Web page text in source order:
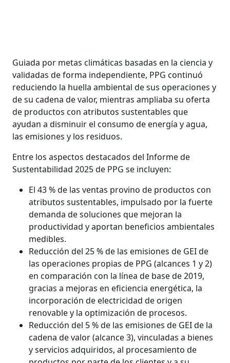
Guiada por metas climáticas basadas en la ciencia y
validadas de forma independiente, PPG continuó
reduciendo la huella ambiental de sus operaciones y
de su cadena de valor, mientras ampliaba su oferta
de productos con atributos sustentables que
ayudan a disminuir el consumo de energía y agua,
las emisiones y los residuos.
Entre los aspectos destacados del Informe de
Sustentabilidad 2025 de PPG se incluyen:
El 43 % de las ventas provino de productos con
atributos sustentables, impulsado por la fuerte
demanda de soluciones que mejoran la
productividad y aportan beneficios ambientales
medibles.
Reducción del 25 % de las emisiones de GEI de
las operaciones propias de PPG (alcances 1 y 2)
en comparación con la línea de base de 2019,
gracias a mejoras en eficiencia energética, la
incorporación de electricidad de origen
renovable y la optimización de procesos.
Reducción del 5 % de las emisiones de GEI de la
cadena de valor (alcance 3), vinculadas a bienes
y servicios adquiridos, al procesamiento de